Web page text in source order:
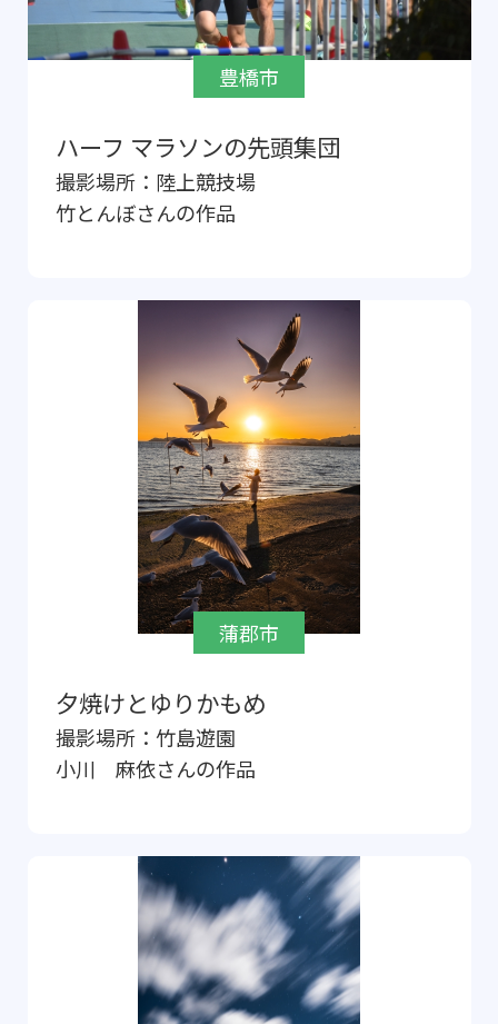
豊橋市
ハーフ マラソンの先頭集団
撮影場所： 陸上競技場
竹とんぼさんの作品
蒲郡市
夕焼けとゆりかもめ
撮影場所： 竹島遊園
小川 麻依さんの作品